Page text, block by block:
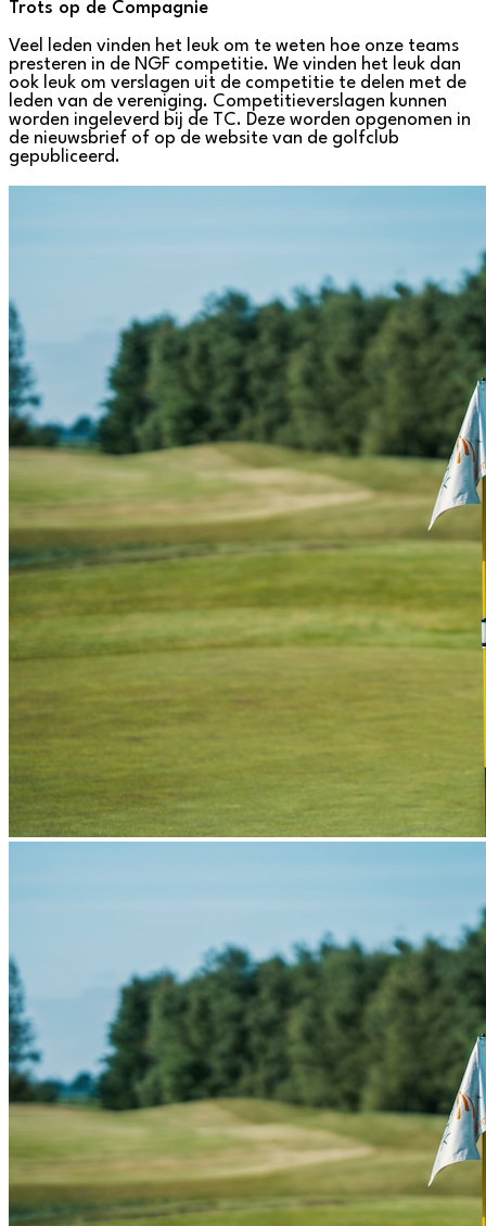
Trots op de Compagnie
Veel leden vinden het leuk om te weten hoe onze teams
presteren in de NGF competitie. We vinden het leuk dan
ook leuk om verslagen uit de competitie te delen met de
leden van de vereniging. Competitieverslagen kunnen
worden ingeleverd bij de TC. Deze worden opgenomen in
de nieuwsbrief of op de website van de golfclub
gepubliceerd.